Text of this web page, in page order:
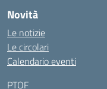
Novità
Le notizie
Le circolari
Calendario eventi
PTOF